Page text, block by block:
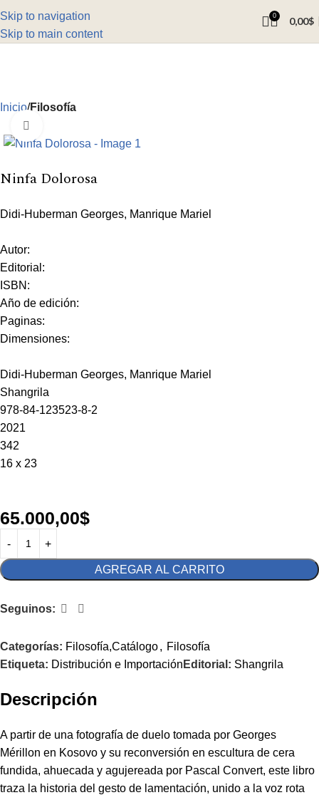
Skip to navigation
Skip to main content
0 0,00$
Inicio Filosofía
Ninfa Dolorosa
Didi-Huberman Georges, Manrique Mariel
Autor:
Editorial:
ISBN:
Año de edición:
Paginas:
Dimensiones:
Didi-Huberman Georges, Manrique Mariel
Shangrila
978-84-123523-8-2
2021
342
16 x 23
65.000,00$
AGREGAR AL CARRITO
Seguinos:
Categorías: Filosofía,Catálogo, Filosofía
Etiqueta: Distribución e Importación Editorial: Shangrila
Descripción
A partir de una fotografía de duelo tomada por Georges
Mérillon en Kosovo y su reconversión en escultura de cera
fundida, ahuecada y agujereada por Pascal Convert, este libro
traza la historia del gesto de lamentación, unido a la voz rota